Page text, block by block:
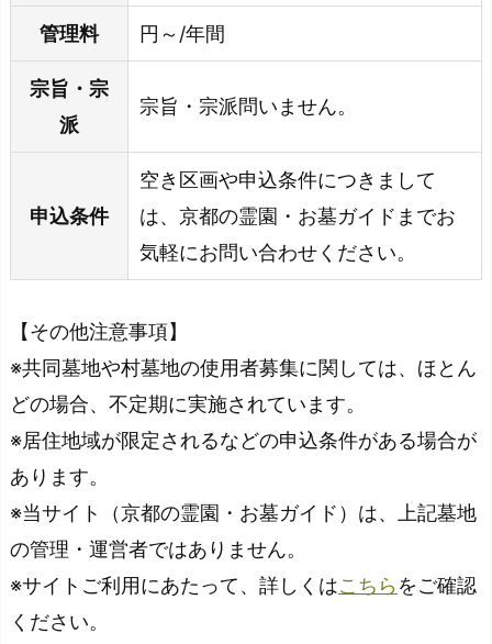
管理料 円～/年間
宗旨・宗
派
宗旨・宗派問いません。
申込条件
空き区画や申込条件につきまして
は、京都の霊園・お墓ガイドまでお
気軽にお問い合わせください。
【その他注意事項】
※共同墓地や村墓地の使用者募集に関しては、ほとん
どの場合、不定期に実施されています。
※居住地域が限定されるなどの申込条件がある場合が
あります。
※当サイト（京都の霊園・お墓ガイド）は、上記墓地
の管理・運営者ではありません。
※サイトご利用にあたって、詳しくはこちら をご確認
ください。